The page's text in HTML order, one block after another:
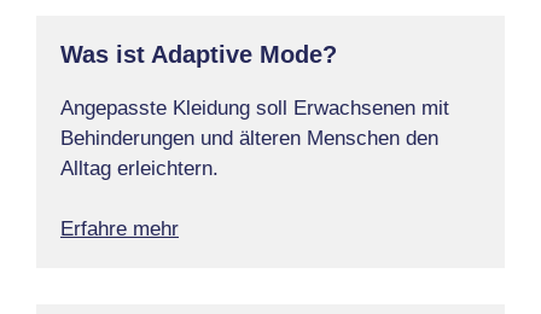
Was ist Adaptive Mode?
Angepasste Kleidung soll Erwachsenen mit
Behinderungen und älteren Menschen den
Alltag erleichtern.
Erfahre mehr